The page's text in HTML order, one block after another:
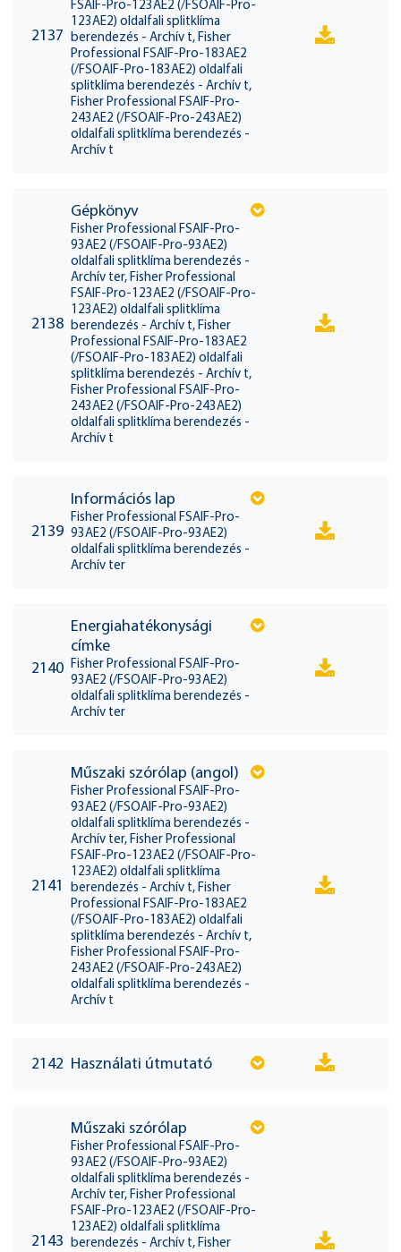
2137
FSAIF-Pro-123AE2 (/FSOAIF-Pro-
123AE2) oldalfali splitklíma
berendezés - Archív t, Fisher
Professional FSAIF-Pro-183AE2
(/FSOAIF-Pro-183AE2) oldalfali
splitklíma berendezés - Archív t,
Fisher Professional FSAIF-Pro-
243AE2 (/FSOAIF-Pro-243AE2)
oldalfali splitklíma berendezés -
Archív t
2138
Gépkönyv
Fisher Professional FSAIF-Pro-
93AE2 (/FSOAIF-Pro-93AE2)
oldalfali splitklíma berendezés -
Archív ter, Fisher Professional
FSAIF-Pro-123AE2 (/FSOAIF-Pro-
123AE2) oldalfali splitklíma
berendezés - Archív t, Fisher
Professional FSAIF-Pro-183AE2
(/FSOAIF-Pro-183AE2) oldalfali
splitklíma berendezés - Archív t,
Fisher Professional FSAIF-Pro-
243AE2 (/FSOAIF-Pro-243AE2)
oldalfali splitklíma berendezés -
Archív t
2139
Információs lap
Fisher Professional FSAIF-Pro-
93AE2 (/FSOAIF-Pro-93AE2)
oldalfali splitklíma berendezés -
Archív ter
2140
Energiahatékonysági
címke
Fisher Professional FSAIF-Pro-
93AE2 (/FSOAIF-Pro-93AE2)
oldalfali splitklíma berendezés -
Archív ter
2141
Műszaki szórólap (angol)
Fisher Professional FSAIF-Pro-
93AE2 (/FSOAIF-Pro-93AE2)
oldalfali splitklíma berendezés -
Archív ter, Fisher Professional
FSAIF-Pro-123AE2 (/FSOAIF-Pro-
123AE2) oldalfali splitklíma
berendezés - Archív t, Fisher
Professional FSAIF-Pro-183AE2
(/FSOAIF-Pro-183AE2) oldalfali
splitklíma berendezés - Archív t,
Fisher Professional FSAIF-Pro-
243AE2 (/FSOAIF-Pro-243AE2)
oldalfali splitklíma berendezés -
Archív t
2142 Használati útmutató
2143
Műszaki szórólap
Fisher Professional FSAIF-Pro-
93AE2 (/FSOAIF-Pro-93AE2)
oldalfali splitklíma berendezés -
Archív ter, Fisher Professional
FSAIF-Pro-123AE2 (/FSOAIF-Pro-
123AE2) oldalfali splitklíma
berendezés - Archív t, Fisher